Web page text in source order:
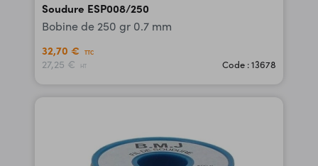
Soudure ESP008/250
Bobine de 250 gr 0.7 mm
32,70 €
TTC
27,25 € HT Code : 13678